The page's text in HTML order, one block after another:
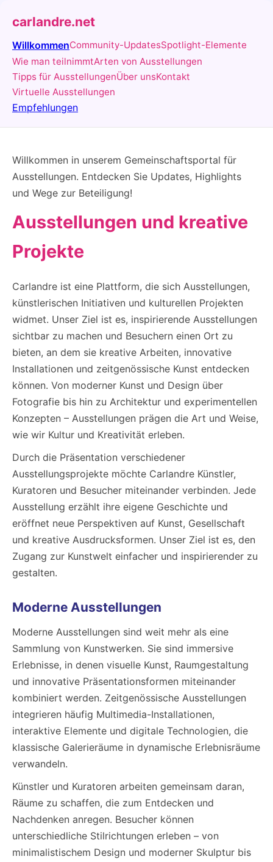
carlandre.net
WillkommenCommunity-UpdatesSpotlight-Elemente
Wie man teilnimmtArten von Ausstellungen
Tipps für AusstellungenÜber unsKontakt
Virtuelle Ausstellungen
Empfehlungen
Willkommen in unserem Gemeinschaftsportal für
Ausstellungen. Entdecken Sie Updates, Highlights
und Wege zur Beteiligung!
Ausstellungen und kreative
Projekte
Carlandre ist eine Plattform, die sich Ausstellungen,
künstlerischen Initiativen und kulturellen Projekten
widmet. Unser Ziel ist es, inspirierende Ausstellungen
sichtbar zu machen und Besuchern einen Ort zu
bieten, an dem sie kreative Arbeiten, innovative
Installationen und zeitgenössische Kunst entdecken
können. Von moderner Kunst und Design über
Fotografie bis hin zu Architektur und experimentellen
Konzepten – Ausstellungen prägen die Art und Weise,
wie wir Kultur und Kreativität erleben.
Durch die Präsentation verschiedener
Ausstellungsprojekte möchte Carlandre Künstler,
Kuratoren und Besucher miteinander verbinden. Jede
Ausstellung erzählt ihre eigene Geschichte und
eröffnet neue Perspektiven auf Kunst, Gesellschaft
und kreative Ausdrucksformen. Unser Ziel ist es, den
Zugang zur Kunstwelt einfacher und inspirierender zu
gestalten.
Moderne Ausstellungen
Moderne Ausstellungen sind weit mehr als eine
Sammlung von Kunstwerken. Sie sind immersive
Erlebnisse, in denen visuelle Kunst, Raumgestaltung
und innovative Präsentationsformen miteinander
kombiniert werden. Zeitgenössische Ausstellungen
integrieren häufig Multimedia-Installationen,
interaktive Elemente und digitale Technologien, die
klassische Galerieräume in dynamische Erlebnisräume
verwandeln.
Künstler und Kuratoren arbeiten gemeinsam daran,
Räume zu schaffen, die zum Entdecken und
Nachdenken anregen. Besucher können
unterschiedliche Stilrichtungen erleben – von
minimalistischem Design und moderner Skulptur bis